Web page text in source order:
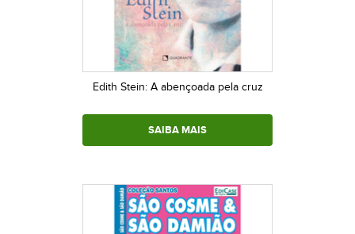
Edith Stein: A abençoada pela cruz
SAIBA MAIS